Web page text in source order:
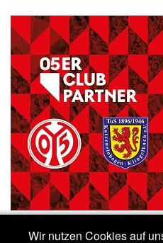
Wir nutzen Cookies auf